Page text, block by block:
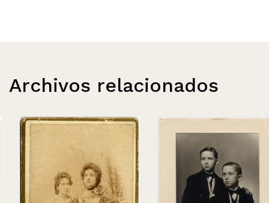
Archivos relacionados